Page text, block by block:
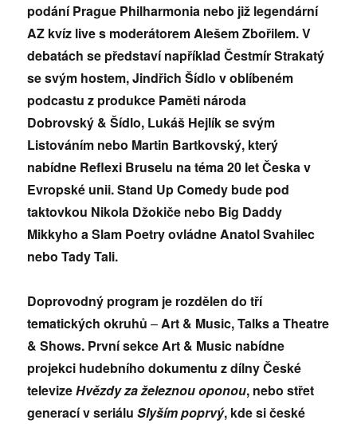
podání Prague Philharmonia nebo již legendární
AZ kvíz live s moderátorem Alešem Zbořilem. V
debatách se představí například Čestmír Strakatý
se svým hostem, Jindřich Šídlo v oblíbeném
podcastu z produkce Paměti národa
Dobrovský & Šídlo, Lukáš Hejlík se svým
Listováním nebo Martin Bartkovský, který
nabídne Reflexi Bruselu na téma 20 let Česka v
Evropské unii. Stand Up Comedy bude pod
taktovkou Nikola Džokiče nebo Big Daddy
Mikkyho a Slam Poetry ovládne Anatol Svahilec
nebo Tady Tali.
Doprovodný program je rozdělen do tří
tematických okruhů–Art & Music, Talks a Theatre
& Shows. První sekce Art & Music nabídne
projekci hudebního dokumentu z dílny České
televizeHvězdy za železnou oponou, nebo střet
generací v seriáluSlyším poprvý, kde si české